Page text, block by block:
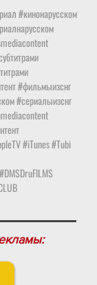
#кинонарусском
#фильмыизснг
#сериалыизснг
#iTunes #Tubi